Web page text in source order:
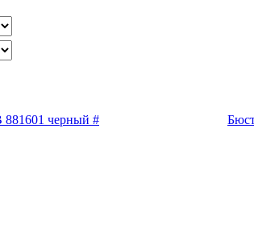
черный #